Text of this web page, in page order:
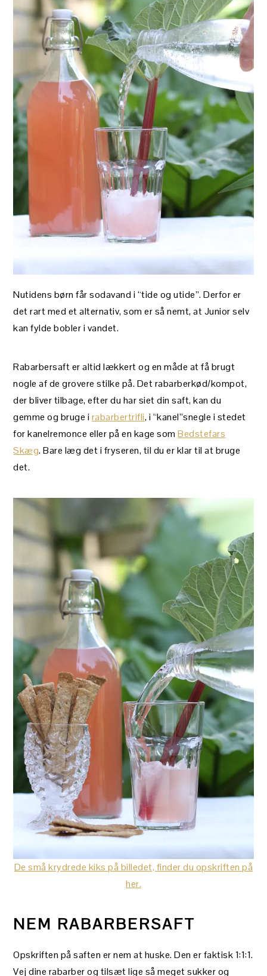
Nutidens børn får sodavand i “tide og utide”. Derfor er
det rart med et alternativ, som er så nemt, at Junior selv
kan fylde bobler i vandet.
Rabarbersaft er altid lækkert og en måde at få brugt
nogle af de grovere stilke på. Det rabarberkød/kompot,
der bliver tilbage, efter du har siet din saft, kan du
gemme og bruge irabarbertrifli, i “kanel”snegle i stedet
for kanelremonce eller på en kage somBedstefars
Skæg. Bare læg det i fryseren, til du er klar til at bruge
det.
De små krydrede kiks på billedet, finder du opskriften på
her.
NEM RABARBERSAFT
Opskriften på saften er nem at huske. Den er faktisk 1:1:1.
Vej dine rabarber og tilsæt lige så meget sukker og